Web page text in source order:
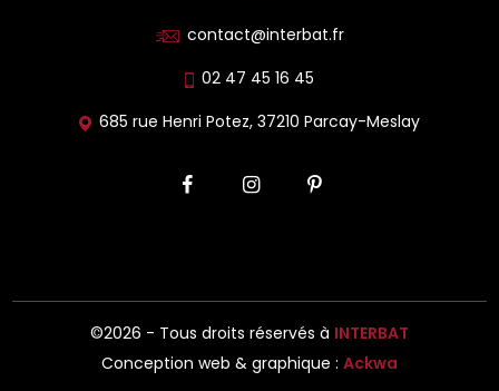
contact@interbat.fr
02 47 45 16 45
685 rue Henri Potez, 37210 Parcay-Meslay
©2026 - Tous droits réservés à INTERBAT
Conception web & graphique : Ackwa